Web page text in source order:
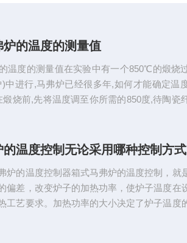
炉的温度的测量值
温度的测量值在实验中有一个850℃的煅烧
中进行,马弗炉已经很多年,如何才能确定温
煅烧前,先将温度调至你所需的850度,待陶瓷
过了,否则升温容易降温难,直到温度在850
的温度控制无论采用哪种控制方式
炉的温度控制器箱式马弗炉的温度控制，就
偏差，改变炉子的加热功率，使炉子温度在
工艺要求。加热功率的大小决定了炉子温度